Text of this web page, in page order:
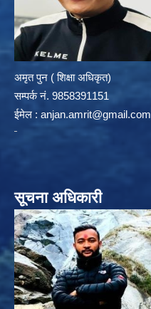
अमृत पुन ( शिक्षा अधिकृत)
सम्पर्क न‌ं. 9858391151
ईमेल : anjan.amrit@gmail.com
सूचना अधिकारी